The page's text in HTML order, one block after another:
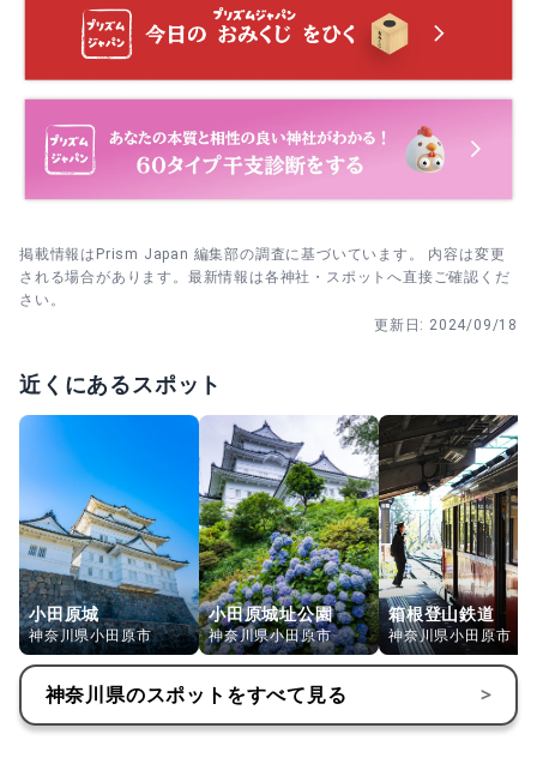
の順で気持ちを締めます。
本殿参拝を済ませてから社務所へ行き、通常御朱印とあわ
せて特別朱印の有無を確認します。
参拝（鳥居→手水→本殿→末社）を終えてから、社務所前
掲載情報はPrism Japan 編集部の調査に基づいています。 内容は変更
される場合があります。最新情報は各神社・スポットへ直接ご確認くだ
さい。
更新日: 2024/09/18
近くにあるスポット
小田原城
神奈川県小田原市
小田原城址公園
神奈川県小田原市
箱根登山鉄道
神奈川県小田原市
神奈川県のスポットをすべて見る >